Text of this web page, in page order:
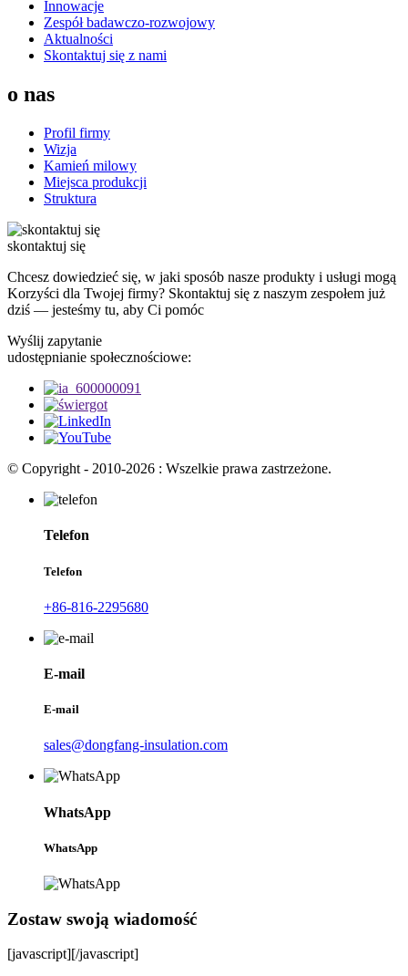
Innowacje
Zespół badawczo-rozwojowy
Aktualności
Skontaktuj się z nami
o nas
Profil firmy
Wizja
Kamień milowy
Miejsca produkcji
Struktura
skontaktuj się
Chcesz dowiedzieć się, w jaki sposób nasze produkty i usługi mogą
Korzyści dla Twojej firmy? Skontaktuj się z naszym zespołem już
dziś — jesteśmy tu, aby Ci pomóc
Wyślij zapytanie
udostępnianie społecznościowe:
© Copyright - 2010-2026 : Wszelkie prawa zastrzeżone.
Telefon
Telefon
+86-816-2295680
E-mail
E-mail
sales@dongfang-insulation.com
WhatsApp
WhatsApp
Zostaw swoją wiadomość
[javascript][/javascript]